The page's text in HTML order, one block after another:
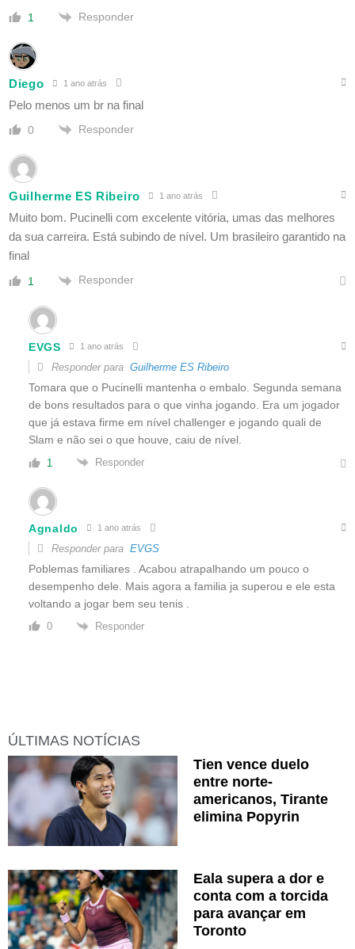
1 Responder
Diego 1 ano atrás
Pelo menos um br na final
0 Responder
Guilherme ES Ribeiro 1 ano atrás
Muito bom. Pucinelli com excelente vitória, umas das melhores
da sua carreira. Está subindo de nível. Um brasileiro garantido na
final
1 Responder
EVGS 1 ano atrás
Responder para Guilherme ES Ribeiro
Tomara que o Pucinelli mantenha o embalo. Segunda semana
de bons resultados para o que vinha jogando. Era um jogador
que já estava firme em nível challenger e jogando quali de
Slam e não sei o que houve, caiu de nível.
1 Responder
Agnaldo 1 ano atrás
Responder para EVGS
Poblemas familiares . Acabou atrapalhando um pouco o
desempenho dele. Mais agora a familia ja superou e ele esta
voltando a jogar bem seu tenis .
0 Responder
ÚLTIMAS NOTÍCIAS
Tien vence duelo
entre norte-
americanos, Tirante
elimina Popyrin
Eala supera a dor e
conta com a torcida
para avançar em
Toronto